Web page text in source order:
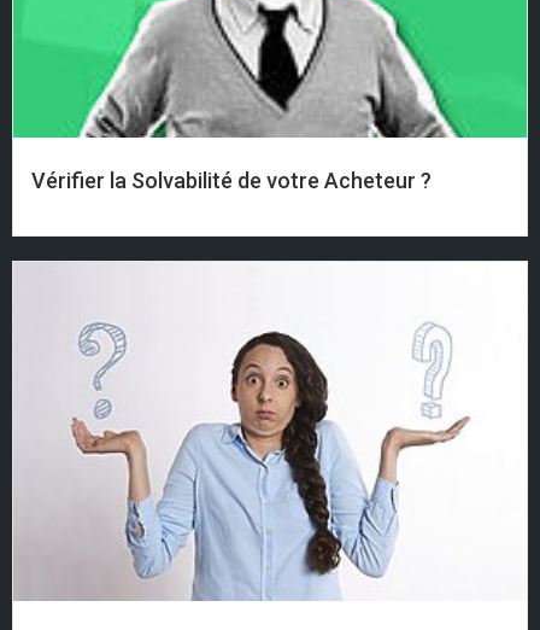
Vérifier la Solvabilité de votre Acheteur ?